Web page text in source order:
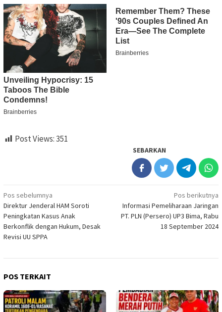
Post Views:351
SEBARKAN
Navigasi
pos
Pos sebelumnya
Direktur Jenderal HAM Soroti
Peningkatan Kasus Anak
Berkonflik dengan Hukum, Desak
Revisi UU SPPA
Pos berikutnya
Informasi Pemeliharaan Jaringan
PT. PLN (Persero) UP3 Bima, Rabu
18 September 2024
POS TERKAIT